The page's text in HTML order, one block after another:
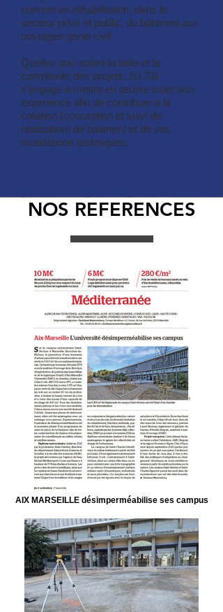
comme en réhabilitation, dans le
secteur privé et public, du bâtiment aux
ouvrages génie civil.
Quelles que soient la taille et la
complexité des projets, S.I.T.B
s’engage à mettre en œuvre toute son
expérience afin de contribuer à la
création (conception et suivi de
réalisation) de bâtiment et de ses
installations techniques.
NOS REFERENCES
AIX MARSEILLE désimperméabilise ses campus